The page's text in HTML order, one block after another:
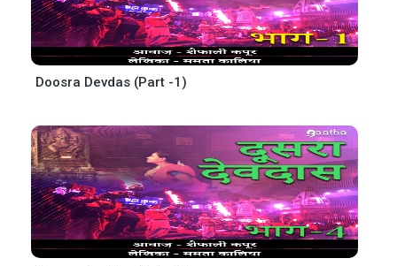
Doosra Devdas (Part -1)